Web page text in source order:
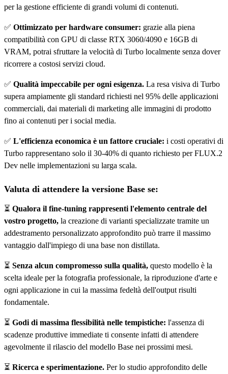
per la gestione efficiente di grandi volumi di contenuti.
✅ Ottimizzato per hardware consumer: grazie alla piena
compatibilità con GPU di classe RTX 3060/4090 e 16GB di
VRAM, potrai sfruttare la velocità di Turbo localmente senza dover
ricorrere a costosi servizi cloud.
✅ Qualità impeccabile per ogni esigenza. La resa visiva di Turbo
supera ampiamente gli standard richiesti nel 95% delle applicazioni
commerciali, dai materiali di marketing alle immagini di prodotto
fino ai contenuti per i social media.
✅ L'efficienza economica è un fattore cruciale: i costi operativi di
Turbo rappresentano solo il 30-40% di quanto richiesto per FLUX.2
Dev nelle implementazioni su larga scala.
Valuta di attendere la versione Base se:
⏳ Qualora il fine-tuning rappresenti l'elemento centrale del
vostro progetto, la creazione di varianti specializzate tramite un
addestramento personalizzato approfondito può trarre il massimo
vantaggio dall'impiego di una base non distillata.
⏳ Senza alcun compromesso sulla qualità, questo modello è la
scelta ideale per la fotografia professionale, la riproduzione d'arte e
ogni applicazione in cui la massima fedeltà dell'output risulti
fondamentale.
⏳ Godi di massima flessibilità nelle tempistiche: l'assenza di
scadenze produttive immediate ti consente infatti di attendere
agevolmente il rilascio del modello Base nei prossimi mesi.
⏳ Ricerca e sperimentazione. Per lo studio approfondito delle